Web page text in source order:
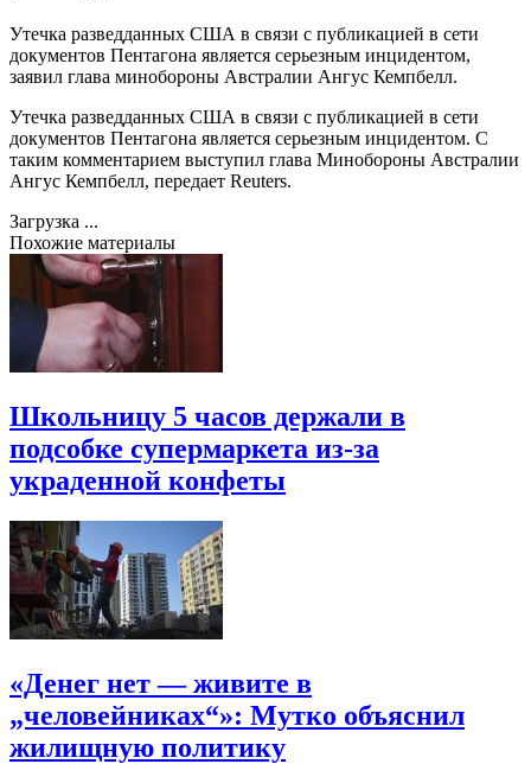
Утечка разведданных США в связи с публикацией в сети
документов Пентагона является серьезным инцидентом,
заявил глава минобороны Австралии Ангус Кемпбелл.
Утечка разведданных США в связи с публикацией в сети
документов Пентагона является серьезным инцидентом. С
таким комментарием выступил глава Минобороны Австралии
Ангус Кемпбелл, передает Reuters.
Загрузка ...
Похожие материалы
Школьницу 5 часов держали в
подсобке супермаркета из-за
украденной конфеты
«Денег нет — живите в
„человейниках“»: Мутко объяснил
жилищную политику